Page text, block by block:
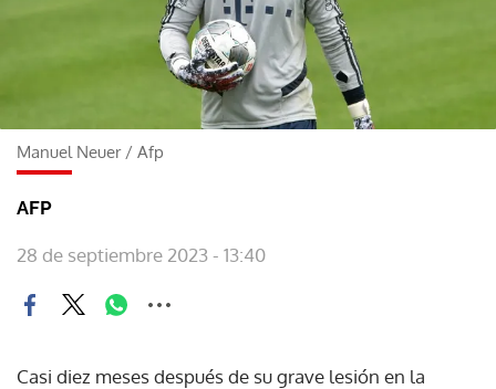
Manuel Neuer/ Afp
AFP
28 de septiembre 2023 - 13:40
Casi diez meses después de su grave lesión en la